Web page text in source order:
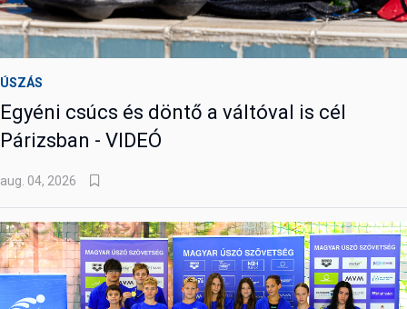
ÚSZÁS
Egyéni csúcs és döntő a váltóval is cél
Párizsban - VIDEÓ
aug. 04, 2026